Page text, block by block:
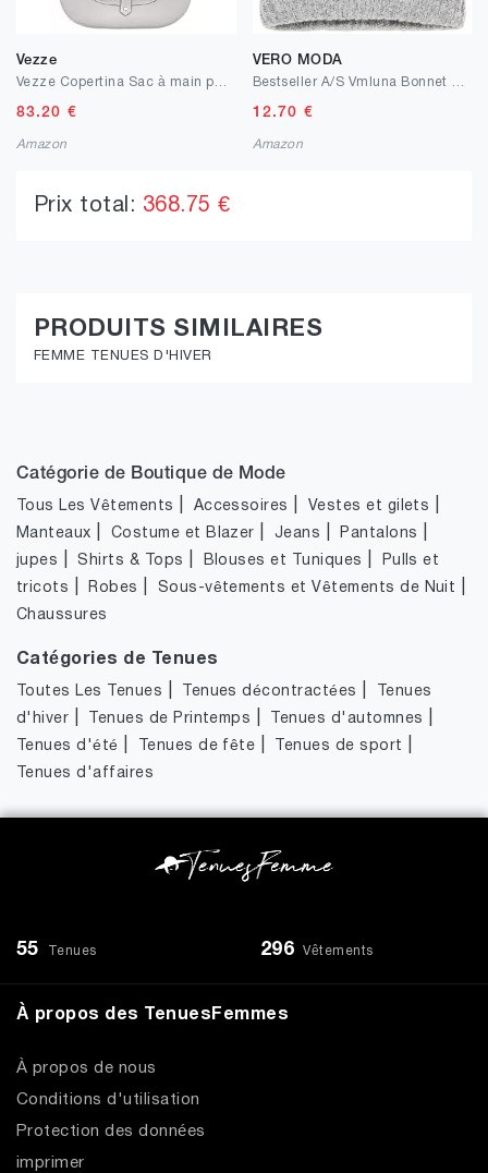
Vezze
83.20 €
Amazon
VERO MODA
12.70 €
Amazon
Prix total: 368.75 €
PRODUITS SIMILAIRES
FEMME TENUES D'HIVER
Catégorie de Boutique de Mode
Tous Les Vêtements Accessoires Vestes et gilets
Manteaux Costume et Blazer Jeans Pantalons
jupes |Shirts & Tops Blouses et Tuniques
Pulls et
tricots
Robes Sous-vêtements et Vêtements de Nuit
Chaussures
Catégories de Tenues
Toutes Les Tenues Tenues décontractées
Tenues
d'hiver
Tenues de Printemps Tenues d'automnes
Tenues d'été Tenues de fête Tenues de sport
Tenues d'affaires
55 Tenues 296 Vêtements
À propos des TenuesFemmes
À propos de nous
Conditions d'utilisation
Protection des données
imprimer